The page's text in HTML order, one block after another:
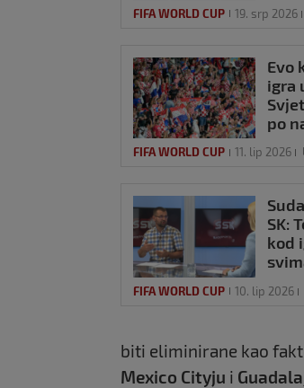
FIFA WORLD CUP 19. srp 2026
Evo
igra
po
FIFA WORLD CUP 11. lip 2026
SK:
kod
ono
FIFA WORLD CUP 10. lip 2026
biti eliminirane kao
Mexico Cityju i